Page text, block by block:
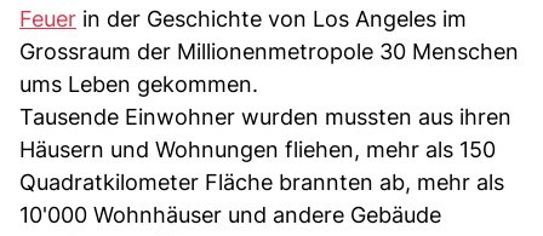
Feuer in der Geschichte von Los Angeles im
Grossraum der Millionenmetropole 30 Menschen
ums Leben gekommen.
Tausende Einwohner wurden mussten aus ihren
Häusern und Wohnungen fliehen, mehr als 150
Quadratkilometer Fläche brannten ab, mehr als
10'000 Wohnhäuser und andere Gebäude